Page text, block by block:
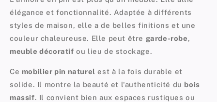
élégance et fonctionnalité. Adaptée à différents
styles de maison, elle a de belles finitions et une
couleur chaleureuse. Elle peut être garde-robe,
meuble décoratif ou lieu de stockage.
Ce mobilier pin naturel est à la fois durable et
solide. Il montre la beauté et l'authenticité du bois
massif. Il convient bien aux espaces rustiques ou